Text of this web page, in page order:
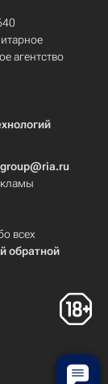
агентство
всех
обратной